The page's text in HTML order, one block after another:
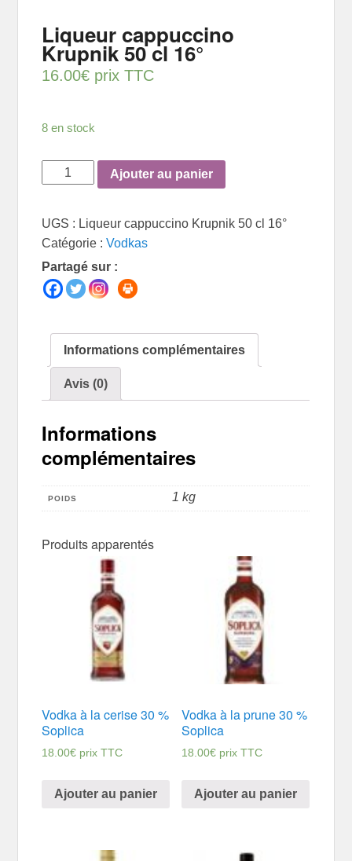
Liqueur cappuccino
Krupnik 50 cl 16°
16.00€ prix TTC
8 en stock
quantité
de
cappuccino
Krupnik
50
cl
Ajouter au panier
UGS : Liqueur cappuccino Krupnik 50 cl 16°
Catégorie :Vodkas
Partagé sur :
Informations complémentaires
Avis (0)
Informations
complémentaires
POIDS 1 kg
Produits apparentés
Vodka à la cerise 30 %
Soplica
18.00€ prix TTC
Ajouter au panier
Vodka à la prune 30 %
Soplica
18.00€ prix TTC
Ajouter au panier